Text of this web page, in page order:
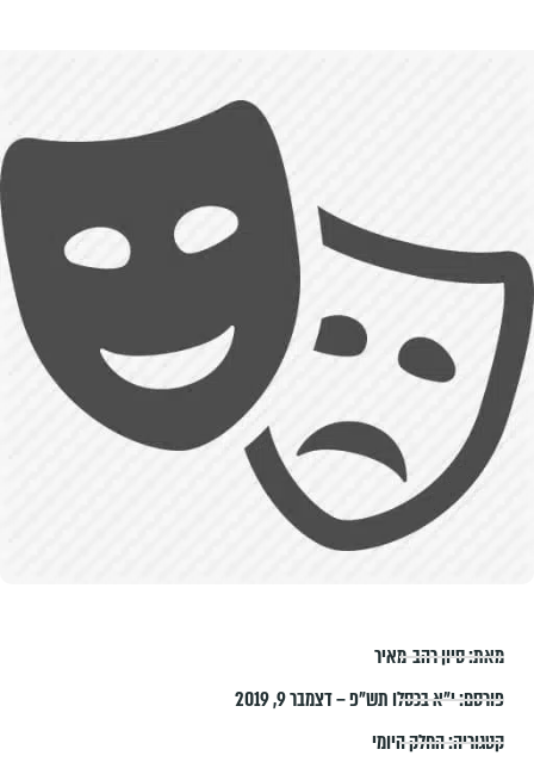
מאת:סיון רהב-מאיר
פורסם:י״א בכסלו תש״פ – דצמבר 9, 2019
קטגוריה:החלק היומי